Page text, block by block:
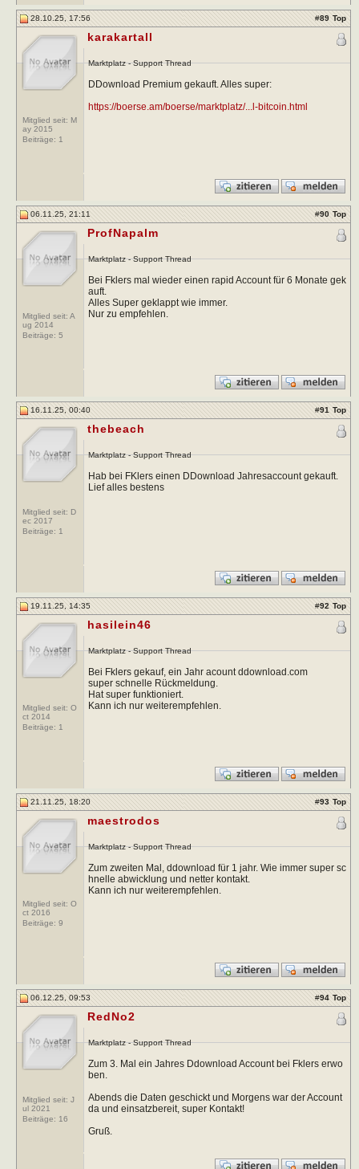
28.10.25, 17:56 #89 Top
Mitglied seit: M
ay 2015
Beiträge: 1
karakartall
Marktplatz - Support Thread
DDownload Premium gekauft. Alles super:
https://boerse.am/boerse/marktplatz/...l-bitcoin.html
06.11.25, 21:11 #90 Top
Mitglied seit: A
ug 2014
Beiträge: 5
ProfNapalm
Marktplatz - Support Thread
Bei Fklers mal wieder einen rapid Account für 6 Monate gek
auft.
Alles Super geklappt wie immer.
Nur zu empfehlen.
16.11.25, 00:40 #91 Top
Mitglied seit: D
ec 2017
Beiträge: 1
thebeach
Marktplatz - Support Thread
Hab bei FKlers einen DDownload Jahresaccount gekauft.
Lief alles bestens
19.11.25, 14:35 #92 Top
Mitglied seit: O
ct 2014
Beiträge: 1
hasilein46
Marktplatz - Support Thread
Bei Fklers gekauf, ein Jahr acount ddownload.com
super schnelle Rückmeldung.
Hat super funktioniert.
Kann ich nur weiterempfehlen.
21.11.25, 18:20 #93 Top
Mitglied seit: O
ct 2016
Beiträge: 9
maestrodos
Marktplatz - Support Thread
Zum zweiten Mal, ddownload für 1 jahr. Wie immer super sc
hnelle abwicklung und netter kontakt.
Kann ich nur weiterempfehlen.
06.12.25, 09:53 #94 Top
Mitglied seit: J
ul 2021
Beiträge: 16
RedNo2
Marktplatz - Support Thread
Zum 3. Mal ein Jahres Ddownload Account bei Fklers erwo
ben.
Abends die Daten geschickt und Morgens war der Account
da und einsatzbereit, super Kontakt!
Gruß.